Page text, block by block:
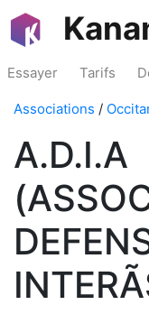
Essayer Tarifs
Associations /
A.D.I.A